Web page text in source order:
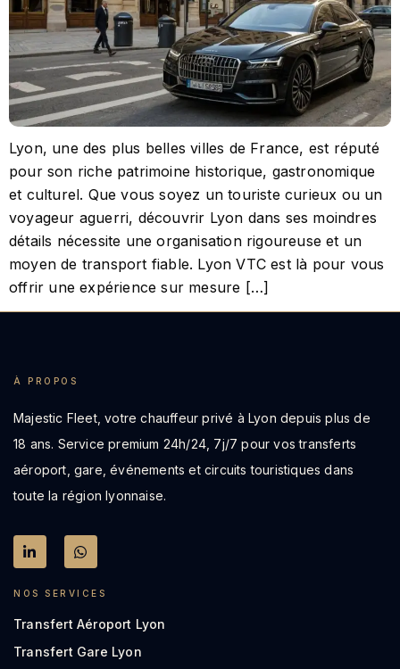
Lyon, une des plus belles villes de France, est réputé
pour son riche patrimoine historique, gastronomique
et culturel. Que vous soyez un touriste curieux ou un
voyageur aguerri, découvrir Lyon dans ses moindres
détails nécessite une organisation rigoureuse et un
moyen de transport fiable. Lyon VTC est là pour vous
offrir une expérience sur mesure […]
À PROPOS
Majestic Fleet, votre chauffeur privé à Lyon depuis plus de
18 ans. Service premium 24h/24, 7j/7 pour vos transferts
aéroport, gare, événements et circuits touristiques dans
toute la région lyonnaise.
NOS SERVICES
Transfert Aéroport Lyon
Transfert Gare Lyon